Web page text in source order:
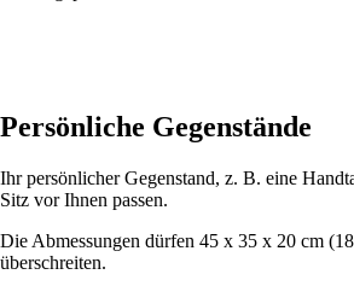
Persönliche Gegenstände
Ihr persönlicher Gegenstand, z. B. eine
Sitz vor Ihnen passen.
Die Abmessungen dürfen 45 x 35 x 20 cm
überschreiten.